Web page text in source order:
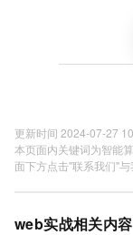
更新时间 2024-07-27
本页面内关键词为智能
面下方点击"联系我们"与
web实战相关内容